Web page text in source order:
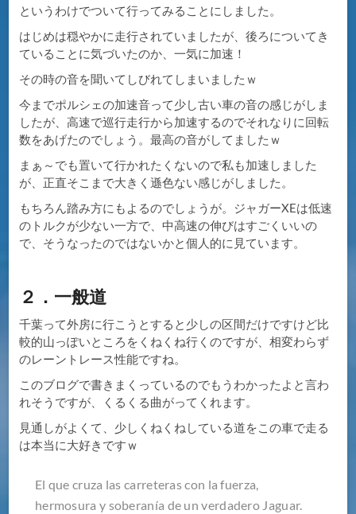
というわけでついて行ってみることにしました。
はじめは穏やかに走行されていましたが、後ろについてき
ていることに気づいたのか、一気に加速！
その時の音を聞いてしびれてしまいましたｗ
今までポルシェの加速音って少し古い車の音の感じがしま
したが、高速で巡行走行から加速するのでそれなりに回転
数をあげたのでしょう。最高の音がしてましたｗ
まぁ～でも置いて行かれたくないので私も加速しました
が、正直そこまで大きく遜色ない感じがしました。
もちろん踏み方にもよるのでしょうが。ジャガーXEは低速
のトルクが少ない一方で、中高速の伸びはすごくいいの
で、そうなったのではないかと個人的に見ています。
２．一般道
千葉って外房に行こうとすると少しの区間だけですけど比
較的山っぽいところをくねくね行くのですが、相変わらず
のレーントレース性能ですね。
このブログで書きまくっているのでもうわかったよと言わ
れそうですが、くるくる曲がってくれます。
見通しがよくて、少しくねくねしている道をこの車で走る
は本当に大好きですｗ
El que cruza las carreteras con la fuerza,
hermosura y soberanía de un verdadero Jaguar.